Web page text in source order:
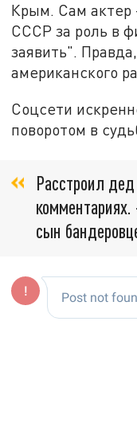
Крым. Сам актер
СССР за роль в
заявить".
американского
Соцсети
поворотом в
Расстроил
сын